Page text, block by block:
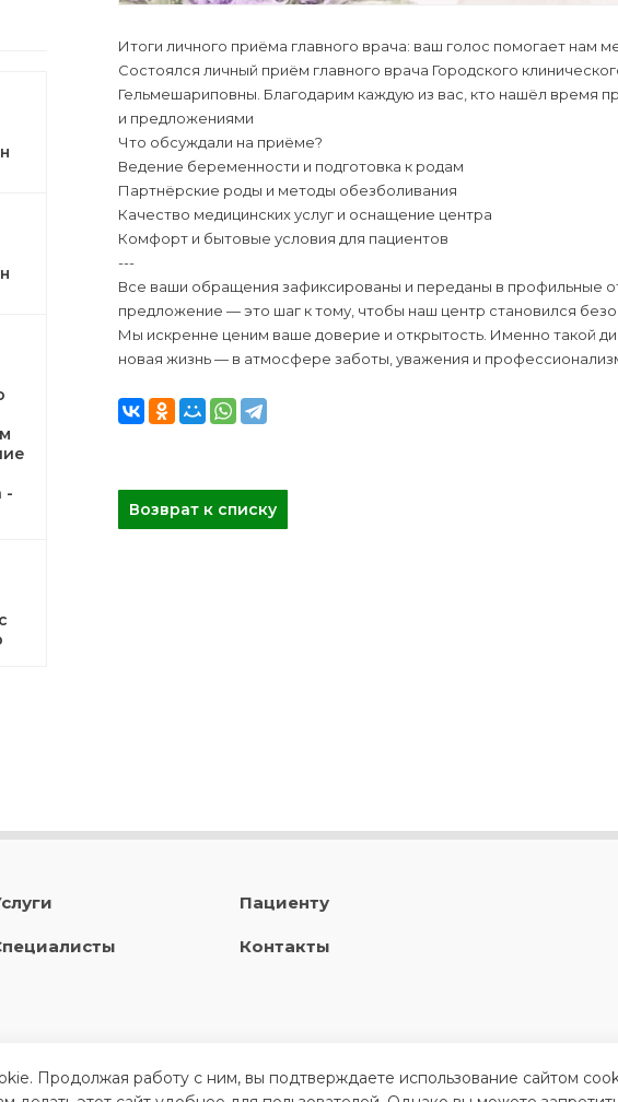
-
Итоги личного приёма главного врача: ваш голос помогает нам
Состоялся личный приём главного врача Городского
Гельмешариповны. Благодарим каждую из вас, кто нашёл время
и предложениями
Что обсуждали на приёме?
Ведение беременности и подготовка к родам
Партнёрские роды и методы обезболивания
Качество медицинских услуг и оснащение центра
Комфорт и бытовые условия для пациентов
---
Все ваши обращения зафиксированы и переданы в профильные
предложение — это шаг к тому, чтобы наш центр становился
Мы искренне ценим ваше доверие и открытость. Именно такой
новая жизнь — в атмосфере заботы, уважения и
Возврат к списку
Пациенту
Контакты
Продолжая работу с ним, вы подтверждаете использование сайтом